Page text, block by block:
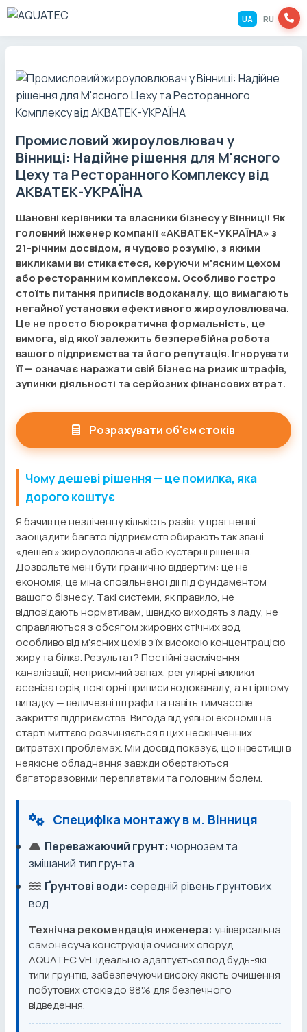
UA RU
Промисловий жироуловлювач у
Вінниці: Надійне рішення для М'ясного
Цеху та Ресторанного Комплексу від
АКВАТЕК-УКРАЇНА
Шановні керівники та власники бізнесу у Вінниці! Як
головний інженер компанії «АКВАТЕК-УКРАЇНА» з
21-річним досвідом, я чудово розумію, з якими
викликами ви стикаєтеся, керуючи м'ясним цехом
або ресторанним комплексом. Особливо гостро
стоїть питання приписів водоканалу, що вимагають
негайної установки ефективного жироуловлювача.
Це не просто бюрократична формальність, це
вимога, від якої залежить безперебійна робота
вашого підприємства та його репутація. Ігнорувати
її — означає наражати свій бізнес на ризик штрафів,
зупинки діяльності та серйозних фінансових втрат.
Розрахувати об'єм стоків
Чому дешеві рішення — це помилка, яка
дорого коштує
Я бачив це незліченну кількість разів: у прагненні
заощадити багато підприємств обирають так звані
«дешеві» жироуловлювачі або кустарні рішення.
Дозвольте мені бути гранично відвертим: це не
економія, це міна сповільненої дії під фундаментом
вашого бізнесу. Такі системи, як правило, не
відповідають нормативам, швидко виходять з ладу, не
справляються з обсягом жирових стічних вод,
особливо від м'ясних цехів з їх високою концентрацією
жиру та білка. Результат? Постійні засмічення
каналізації, неприємний запах, регулярні виклики
асенізаторів, повторні приписи водоканалу, а в гіршому
випадку — величезні штрафи та навіть тимчасове
закриття підприємства. Вигода від уявної економії на
старті миттєво розчиняється в цих нескінченних
витратах і проблемах. Мій досвід показує, що інвестиції в
неякісне обладнання завжди обертаються
багаторазовими переплатами та головним болем.
Специфіка монтажу в м. Вінниця
Переважаючий грунт: чорнозем та
змішаний тип грунта
Ґрунтові води: середній рівень ґрунтових
вод
Технічна рекомендація инженера: універсальна
самонесуча конструкція очисних споруд
AQUATEC VFL ідеально адаптується под будь-які
типи грунтів, забезпечуючи високу якість очищення
побутових стоків до 98% для безпечного
відведення.